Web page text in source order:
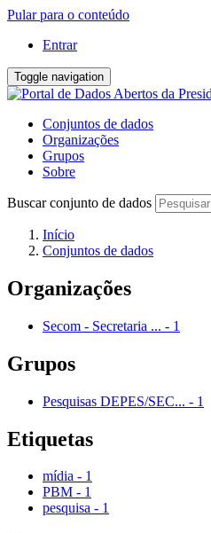
Pular para o conteúdo
Entrar
Toggle navigation
Conjuntos de dados
Organizações
Grupos
Sobre
Buscar conjunto de dados
Início
Conjuntos de dados
Organizações
Secom - Secretaria ... - 1
Grupos
Pesquisas DEPES/SEC... - 1
Etiquetas
mídia - 1
PBM - 1
pesquisa - 1